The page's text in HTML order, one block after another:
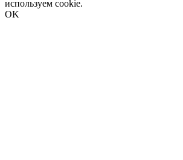
используем cookie.
OK